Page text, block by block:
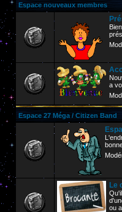
Espace nouveaux membres
a
Espace 27 Méga / Citizen Band
Le
ou